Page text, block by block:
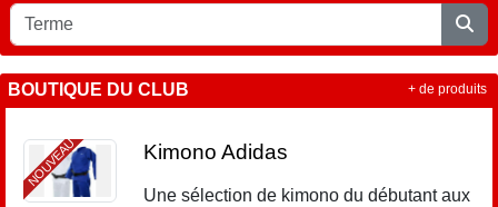
BOUTIQUE DU CLUB
NOUVEAU Kimono Adidas
Une sélection de kimono du débutant aux
+ de produits